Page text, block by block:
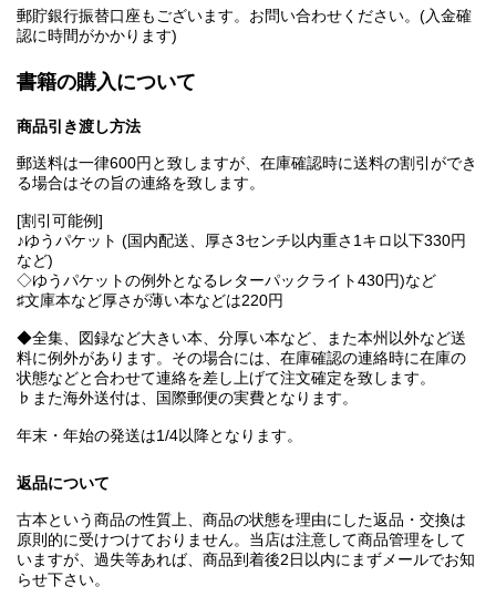
郵貯銀行振替口座もございます。お問い合わせください。(入金確
認に時間がかかります)
書籍の購入について
商品引き渡し方法
郵送料は一律600円と致しますが、在庫確認時に送料の割引ができ
る場合はその旨の連絡を致します。
[割引可能例]
♪ゆうパケット (国内配送、厚さ3センチ以内重さ1キロ以下330円
など)
◇ゆうパケットの例外となるレターパックライト430円)など
♯文庫本など厚さが薄い本などは220円
◆全集、図録など大きい本、分厚い本など、また本州以外など送
料に例外があります。その場合には、在庫確認の連絡時に在庫の
状態などと合わせて連絡を差し上げて注文確定を致します。
♭また海外送付は、国際郵便の実費となります。
年末・年始の発送は1/4以降となります。
返品について
古本という商品の性質上、商品の状態を理由にした返品・交換は
原則的に受けつけておりません。当店は注意して商品管理をして
いますが、過失等あれば、商品到着後2日以内にまずメールでお知
らせ下さい。